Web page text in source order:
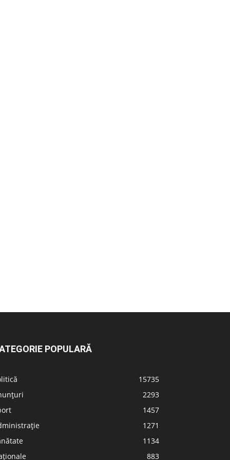
POPULARĂ
15735
2293
1457
1271
1134
883